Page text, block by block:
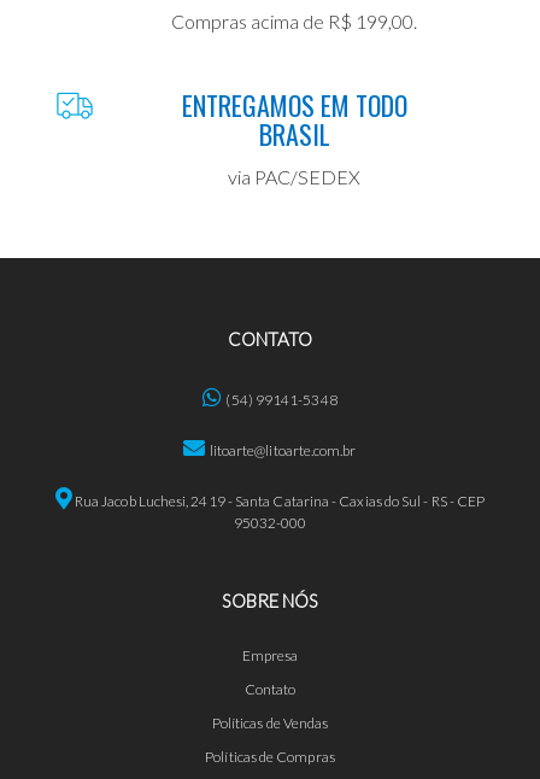
Compras acima de R$ 199,00.
ENTREGAMOS EM TODO
BRASIL
via PAC/SEDEX
CONTATO
(54) 99141-5348
litoarte@litoarte.com.br
Rua Jacob Luchesi, 2419 - Santa Catarina - Caxias do Sul - RS - CEP
95032-000
SOBRE NÓS
Empresa
Contato
Políticas de Vendas
Políticas de Compras